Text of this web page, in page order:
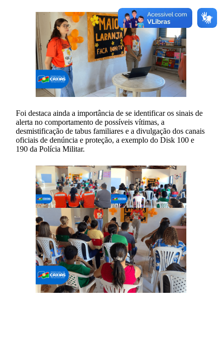
Foi destaca ainda a importância de se identificar os sinais de
alerta no comportamento de possíveis vítimas, a
desmistificação de tabus familiares e a divulgação dos canais
oficiais de denúncia e proteção, a exemplo do Disk 100 e
190 da Polícia Militar.